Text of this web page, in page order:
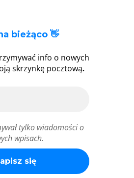
bieżąco 👋
info o nowych
skrzynkę pocztową.
tylko wiadomości o
wpisach.